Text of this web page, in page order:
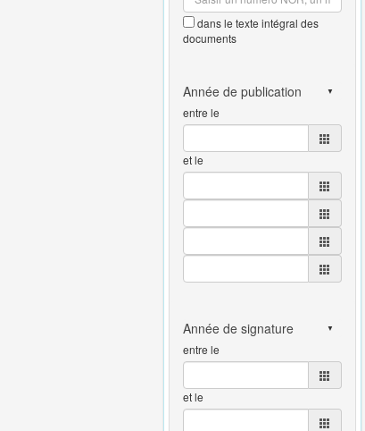
dans le texte intégral des
documents
entre le
et le
entre le
et le